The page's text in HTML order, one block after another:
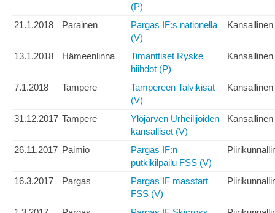
(P)
21.1.2018 Parainen
Pargas IF:s nationella
(V)
Kansallinen
13.1.2018 Hämeenlinna
Timanttiset Ryske
hiihdot (P)
Kansallinen
7.1.2018 Tampere
Tampereen Talvikisat
(V)
Kansallinen
31.12.2017 Tampere
Ylöjärven Urheilijoiden
kansalliset (V)
Kansallinen
26.11.2017 Paimio
Pargas IF:n
putkikilpailu FSS (V)
16.3.2017 Pargas
Pargas IF masstart
FSS (V)